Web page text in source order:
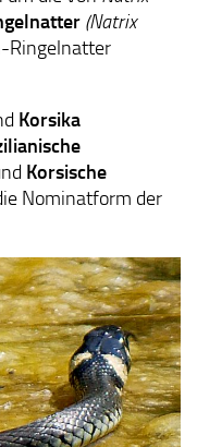
(Natrix
Ringelnatter
Korsika
Korsische
Nominatform der